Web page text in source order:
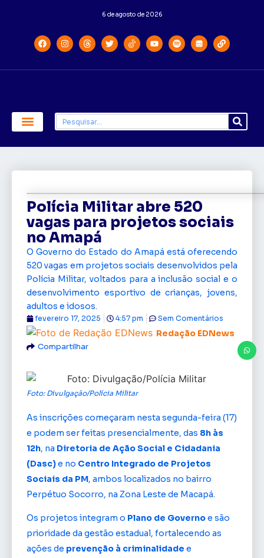
6 de agosto de 2026
Polícia Militar abre 520
vagas para projetos sociais
no Amapá
O Governo do Estado do Amapá está oferecendo
520 vagas em projetos sociais desenvolvidos pela
Polícia Militar, voltados para a inclusão social e o
desenvolvimento esportivo de crianças, jovens,
adultos e idosos.
Redação EDNews
fevereiro 17, 2025 4:57 pm Sem Comentários
Compartilhar
Foto: Divulgação/Polícia Militar
As inscrições começaram nesta segunda-feira (17)
e podem ser feitas presencialmente, das 8h às
12h, na Diretoria de Ação Social e Cidadania
(Dasc)e no Centro Integrado de Projetos
Sociais da PM, ambos localizados no bairro
Perpétuo Socorro, na Zona Leste de Macapá.
Os projetos integram o Plano de Governoe são
prioridade da gestão estadual, fortalecendo as
ações de prevenção à criminalidade e